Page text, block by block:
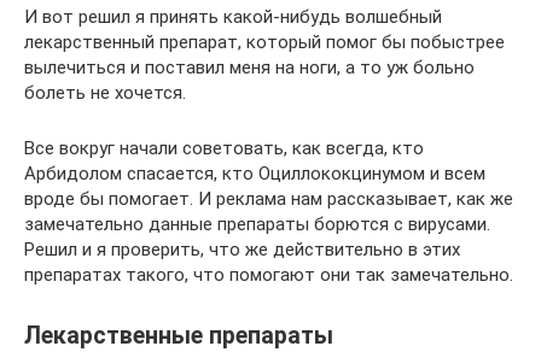
И вот решил я принять какой-нибудь волшебный
лекарственный препарат, который помог бы побыстрее
вылечиться и поставил меня на ноги, а то уж больно
болеть не хочется.
Все вокруг начали советовать, как всегда, кто
Арбидолом спасается, кто Оциллококцинумом и всем
вроде бы помогает. И реклама нам рассказывает, как же
замечательно данные препараты борются с вирусами.
Решил и я проверить, что же действительно в этих
препаратах такого, что помогают они так замечательно.
Лекарственные препараты